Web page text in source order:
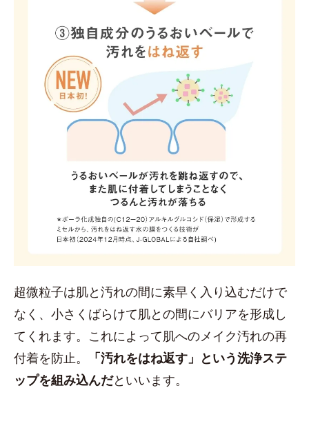
超微粒子は肌と汚れの間に素早く入り込むだけで
なく、小さくばらけて肌との間にバリアを形成し
てくれます。これによって肌へのメイク汚れの再
付着を防止。
「汚れをはね返す」という洗浄ステ
ップを組み込んだといいます。